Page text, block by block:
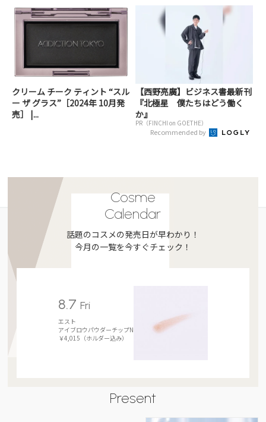
クリーム チーク ティント “スル
ー ザ グラス”［2024年 10月発
売］ |...
【西野亮廣】ビジネス書最新刊
『北極星 僕たちはどう働く
か』
PR（FINCHI on GOETHE）
Recommended by
Cosme
Calendar
話題のコスメの発売日が早わかり！
今月の一覧を今すぐチェック！
8.7 Fri
エスト
アイブロウパウダーチップN
￥4,015（ホルダー込み）
Present